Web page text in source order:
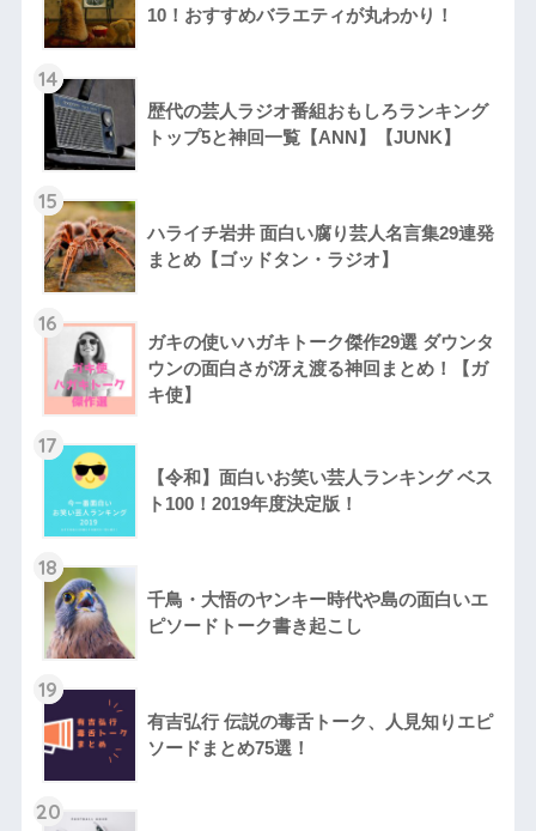
10！おすすめバラエティが丸わかり！
14
歴代の芸人ラジオ番組おもしろランキング
トップ5と神回一覧【ANN】【JUNK】
15
ハライチ岩井 面白い腐り芸人名言集29連発
まとめ【ゴッドタン・ラジオ】
16
ガキの使いハガキトーク傑作29選 ダウンタ
ウンの面白さが冴え渡る神回まとめ！【ガ
キ使】
17
【令和】面白いお笑い芸人ランキング ベス
ト100！2019年度決定版！
18
千鳥・大悟のヤンキー時代や島の面白いエ
ピソードトーク書き起こし
19
有吉弘行 伝説の毒舌トーク、人見知りエピ
ソードまとめ75選！
20